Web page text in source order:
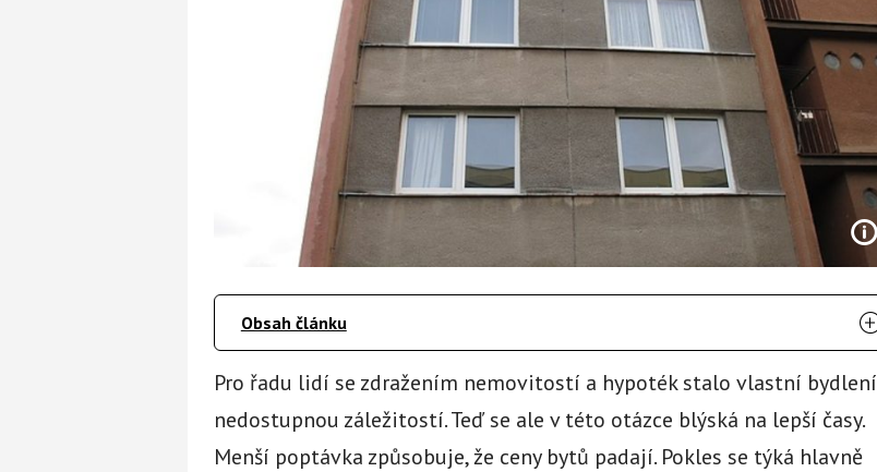
Obsah článku
Pro řadu lidí se zdražením nemovitostí a hypoték stalo vlastní bydlení
nedostupnou záležitostí. Teď se ale v této otázce blýská na lepší časy.
Menší poptávka způsobuje, že ceny bytů padají. Pokles se týká hlavně